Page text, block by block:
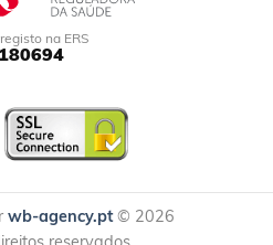
na ERS
wb-agency.pt© 2026